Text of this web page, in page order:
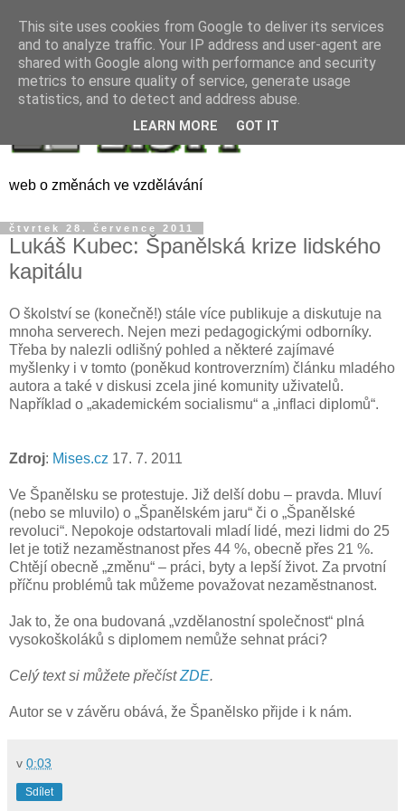
web o změnách ve vzdělávání
čtvrtek 28. července 2011
Lukáš Kubec: Španělská krize lidského
kapitálu
O školství se (konečně!) stále více publikuje a diskutuje na
mnoha serverech. Nejen mezi pedagogickými odborníky.
Třeba by nalezli odlišný pohled a některé zajímavé
myšlenky i v tomto (poněkud kontroverzním) článku mladého
autora a také v diskusi zcela jiné komunity uživatelů.
Například o „akademickém socialismu“ a „inflaci diplomů“.
Zdroj: Mises.cz 17. 7. 2011
Ve Španělsku se protestuje. Již delší dobu – pravda. Mluví
(nebo se mluvilo) o „Španělském jaru“ či o „Španělské
revoluci“. Nepokoje odstartovali mladí lidé, mezi lidmi do 25
let je totiž nezaměstnanost přes 44 %, obecně přes 21 %.
Chtějí obecně „změnu“ – práci, byty a lepší život. Za prvotní
příčnu problémů tak můžeme považovat nezaměstnanost.
Jak to, že ona budovaná „vzdělanostní společnost“ plná
vysokoškoláků s diplomem nemůže sehnat práci?
Celý text si můžete přečístZDE.
Autor se v závěru obává, že Španělsko přijde i k nám.
v 0:03
Sdílet
This site uses cookies from Google to deliver its services
and to analyze traffic. Your IP address and user-agent are
shared with Google along with performance and security
metrics to ensure quality of service, generate usage
statistics, and to detect and address abuse.
LEARN MORE GOT IT